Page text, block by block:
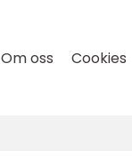
Om oss Cookies